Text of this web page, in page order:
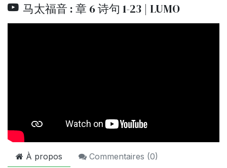
马太福音 : 章 6 诗句 1-23 | LUMO
À propos Commentaires (0)